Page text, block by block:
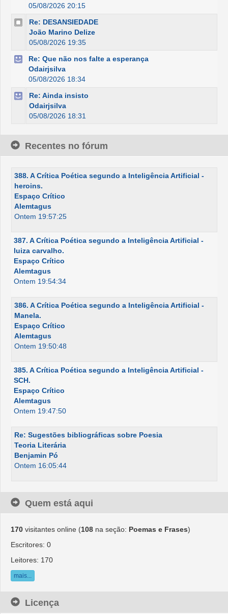
05/08/2026 20:15
Re: DESANSIEDADE
João Marino Delize
05/08/2026 19:35
Re: Que não nos falte a esperança
Odairjsilva
05/08/2026 18:34
Re: Ainda insisto
Odairjsilva
05/08/2026 18:31
Recentes no fórum
388. A Crítica Poética segundo a Inteligência Artificial -
heroins.
Espaço Crítico
Alemtagus
Ontem 19:57:25
387. A Crítica Poética segundo a Inteligência Artificial -
luiza carvalho.
Espaço Crítico
Alemtagus
Ontem 19:54:34
386. A Crítica Poética segundo a Inteligência Artificial -
Manela.
Espaço Crítico
Alemtagus
Ontem 19:50:48
385. A Crítica Poética segundo a Inteligência Artificial -
SCH.
Espaço Crítico
Alemtagus
Ontem 19:47:50
Re: Sugestões bibliográficas sobre Poesia
Teoria Literária
Benjamin Pó
Ontem 16:05:44
Quem está aqui
170 visitantes online (108 na seção: Poemas e Frases)
Escritores: 0
Leitores: 170
mais...
Licença